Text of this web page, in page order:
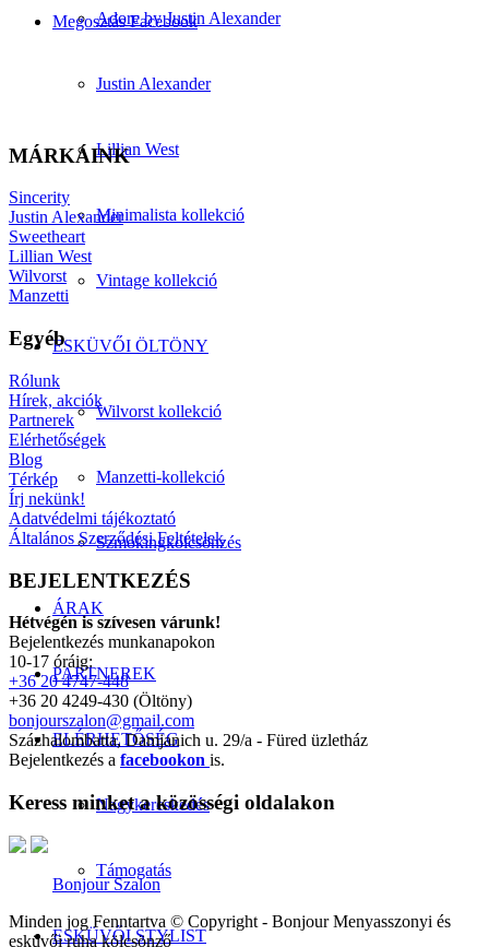
Adore by Justin Alexander
Justin Alexander
Lillian West
Minimalista kollekció
Vintage kollekció
ESKÜVŐI ÖLTÖNY
Wilvorst kollekció
Manzetti-kollekció
Szmokingkölcsönzés
ÁRAK
PARTNEREK
ELÉRHETŐSÉG
Nagykereskedés
Támogatás
ESKÜVŐI STYLIST
Megosztás Facebook
MÁRKÁINK
Sincerity
Justin Alexander
Sweetheart
Lillian West
Wilvorst
Manzetti
Egyéb
Rólunk
Hírek, akciók
Partnerek
Elérhetőségek
Blog
Térkép
Írj nekünk!
Adatvédelmi tájékoztató
Általános Szerződési Feltételek
BEJELENTKEZÉS
Hétvégén is szívesen várunk!
Bejelentkezés munkanapokon
10-17 óráig:
+36 20 4747-448
+36 20 4249-430 (Öltöny)
bonjourszalon@gmail.com
Százhalombatta, Damjanich u. 29/a - Füred üzletház
Bejelentkezés a facebookon is.
Keress minket a közösségi oldalakon
Bonjour Szalon
Minden jog Fenntartva © Copyright - Bonjour Menyasszonyi és
esküvői ruha kölcsönző